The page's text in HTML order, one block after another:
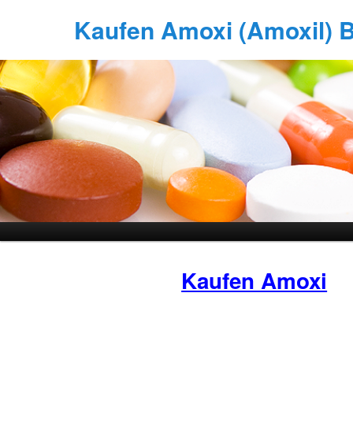
Kaufen Amoxi (Amoxil)
Kaufen Amoxi